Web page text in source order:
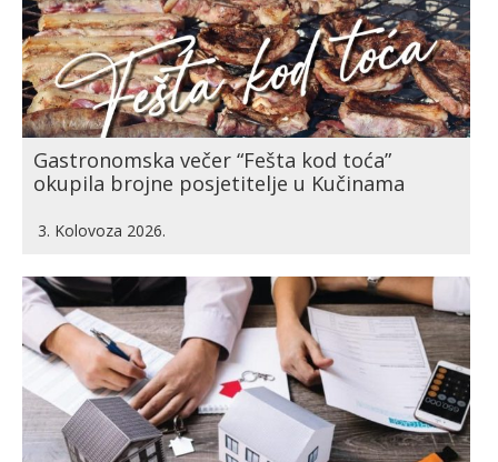
Gastronomska večer “Fešta kod toća”
okupila brojne posjetitelje u Kučinama
3. Kolovoza 2026.